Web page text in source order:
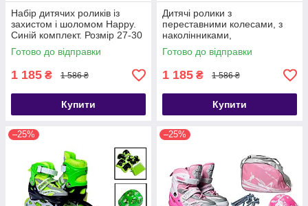
Набір дитячих роликів із
захистом і шоломом Happy.
Синій комплект. Розмір 27-30
Готово до відправки
1 185 ₴ 1 586 ₴
Купити
Дитячі ролики з
переставними колесами, з
наколінниками,
налокітниками та шоломом
Happy. Зелений колір. Розмір
27-30
Готово до відправки
1 185 ₴ 1 586 ₴
Купити
–25% –25%